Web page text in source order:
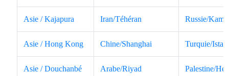
Asie / Kajapura Iran/Téhéran Russie/
Asie / Hong Kong Chine/Shanghai Turquie/
Asie / Douchanbé Arabe/Riyad Palestine/